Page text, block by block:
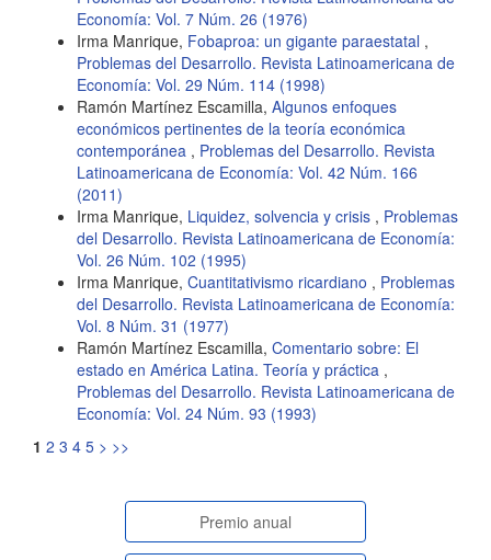
Economía: Vol. 7 Núm. 26 (1976)
Irma Manrique, Fobaproa: un gigante paraestatal ,
Problemas del Desarrollo. Revista Latinoamericana de
Economía: Vol. 29 Núm. 114 (1998)
Ramón Martínez Escamilla, Algunos enfoques
económicos pertinentes de la teoría económica
contemporánea , Problemas del Desarrollo. Revista
Latinoamericana de Economía: Vol. 42 Núm. 166
(2011)
Irma Manrique, Liquidez, solvencia y crisis , Problemas
del Desarrollo. Revista Latinoamericana de Economía:
Vol. 26 Núm. 102 (1995)
Irma Manrique, Cuantitativismo ricardiano , Problemas
del Desarrollo. Revista Latinoamericana de Economía:
Vol. 8 Núm. 31 (1977)
Ramón Martínez Escamilla, Comentario sobre: El
estado en América Latina. Teoría y práctica ,
Problemas del Desarrollo. Revista Latinoamericana de
Economía: Vol. 24 Núm. 93 (1993)
1 2 3 4 5 > >>
paginasespeciales
Premio anual